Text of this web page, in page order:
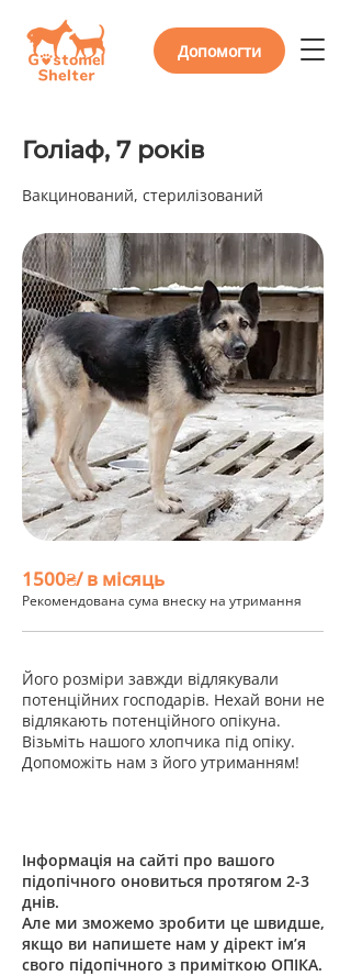
Допомогти
Голіаф, 7 років
Вакцинований, стерилізований
1500₴/ в місяць
Рекомендована сума внеску на утримання
Його розміри завжди відлякували
потенційних господарів. Нехай вони не
відлякають потенційного опікуна.
Візьміть нашого хлопчика під опіку.
Допоможіть нам з його утриманням!
Інформація на сайті про вашого
підопічного оновиться протягом 2-3
днів.
Але ми зможемо зробити це швидше,
якщо ви напишете нам у дірект ім’я
свого підопічного з приміткою ОПІКА.